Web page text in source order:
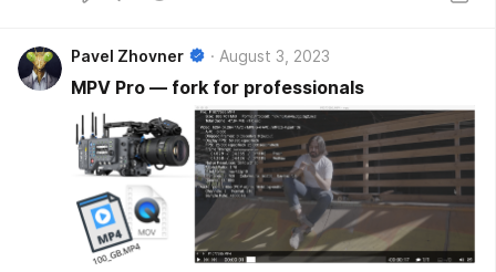
Pavel Zhovner August 3, 2023
MPV Pro — fork for professionals